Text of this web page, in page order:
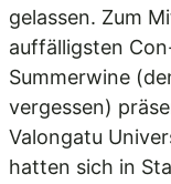
gelassen. Zum
auffälligsten
Summerwine
vergessen)
Valongatu
hatten sich in